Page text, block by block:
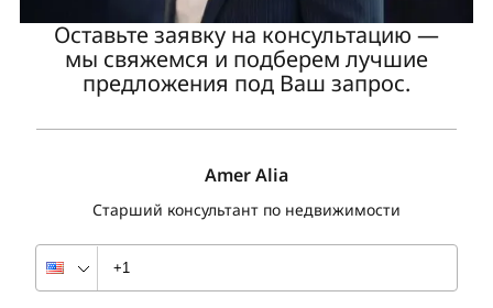
Оставьте заявку на консультацию —
мы свяжемся и подберем лучшие
предложения под Ваш запрос.
Amer Alia
Старший консультант по недвижимости